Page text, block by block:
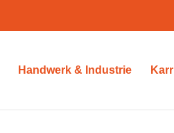
Handwerk & Industrie